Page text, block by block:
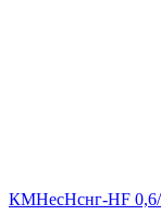
КМНесНснг-HF